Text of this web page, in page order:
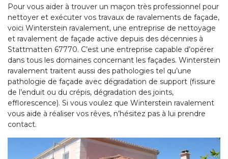
Pour vous aider à trouver un maçon très professionnel pour
nettoyer et exécuter vos travaux de ravalements de façade,
voici Winterstein ravalement, une entreprise de nettoyage
et ravalement de façade active depuis des décennies à
Stattmatten 67770. C’est une entreprise capable d’opérer
dans tous les domaines concernant les façades. Winterstein
ravalement traitent aussi des pathologies tel qu’une
pathologie de façade avec dégradation de support (fissure
de l’enduit ou du crépis, dégradation des joints,
efflorescence). Si vous voulez que Winterstein ravalement
vous aide à réaliser vos rêves, n’hésitez pas à lui prendre
contact.